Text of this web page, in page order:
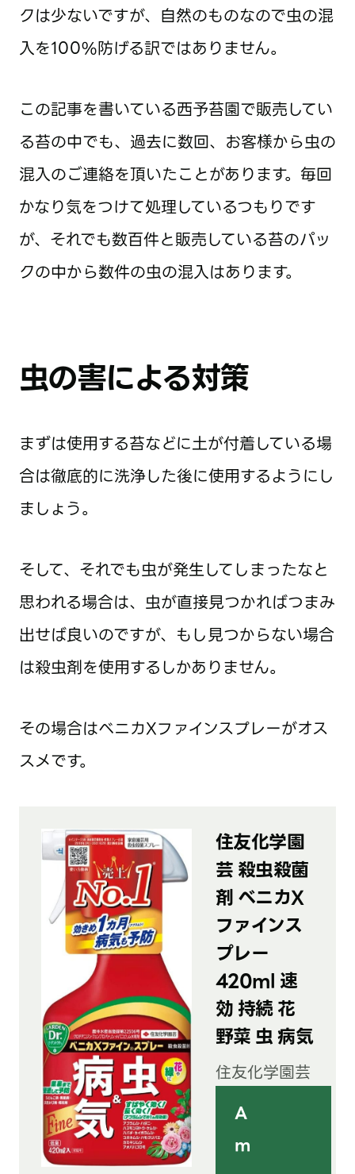
クは少ないですが、自然のものなので虫の混
入を100%防げる訳ではありません。
この記事を書いている西予苔園で販売してい
る苔の中でも、過去に数回、お客様から虫の
混入のご連絡を頂いたことがあります。毎回
かなり気をつけて処理しているつもりです
が、それでも数百件と販売している苔のパッ
クの中から数件の虫の混入はあります。
虫の害による対策
まずは使用する苔などに土が付着している場
合は徹底的に洗浄した後に使用するようにし
ましょう。
そして、それでも虫が発生してしまったなと
思われる場合は、虫が直接見つかればつまみ
出せば良いのですが、もし見つからない場合
は殺虫剤を使用するしかありません。
その場合はベニカXファインスプレーがオス
スメです。
住友化学園
芸 殺虫殺菌
剤 ベニカX
ファインス
プレー
420ml 速
効 持続 花
野菜 虫 病気
住友化学園芸
A
m